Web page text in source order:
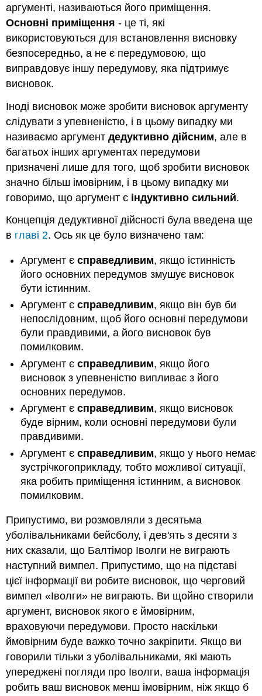
аргументі, називаються його приміщення.
Основні приміщення - це ті, які
використовуються для встановлення висновку
безпосередньо, а не є передумовою, що
виправдовує іншу передумову, яка підтримує
висновок.
Іноді висновок може зробити висновок аргументу
слідувати з упевненістю, і в цьому випадку ми
називаємо аргументдедуктивно дійсним, але в
багатьох інших аргументах передумови
призначені лише для того, щоб зробити висновок
значно більш імовірним, і в цьому випадку ми
говоримо, що аргумент є індуктивно сильний.
Концепція дедуктивної дійсності була введена ще
в главі 2. Ось як це було визначено там:
Аргумент єсправедливим, якщо істинність
його основних передумов змушує висновок
бути істинним.
Аргумент єсправедливим, якщо він був би
непослідовним, щоб його основні передумови
були правдивими, а його висновок був
помилковим.
Аргумент єсправедливим, якщо його
висновок з упевненістю випливає з його
основних передумов.
Аргумент єсправедливим, якщо висновок
буде вірним, коли основні передумови були
правдивими.
Аргумент єсправедливим, якщо у нього немає
зустрічкогоприкладу, тобто можливої ситуації,
яка робить приміщення істинним, а висновок
помилковим.
Припустимо, ви розмовляли з десятьма
уболівальниками бейсболу, і дев'ять з десяти з
них сказали, що Балтімор Іволги не виграють
наступний вимпел. Припустимо, що на підставі
цієї інформації ви робите висновок, що черговий
вимпел «Іволги» не виграють. Ви щойно створили
аргумент, висновок якого є ймовірним,
враховуючи передумови. Просто наскільки
ймовірним буде важко точно закріпити. Якщо ви
говорили тільки з уболівальниками, які мають
упереджені погляди про Іволги, ваша інформація
робить ваш висновок менш імовірним, ніж якщо б